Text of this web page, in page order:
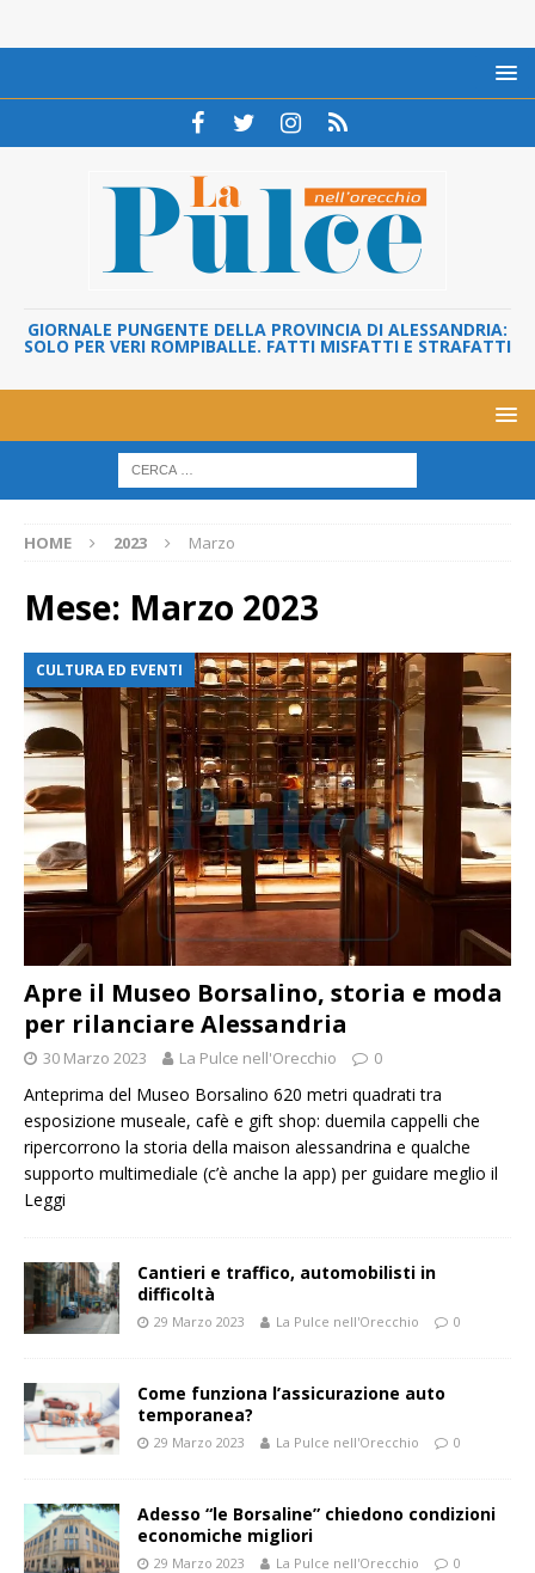
GIORNALE PUNGENTE DELLA PROVINCIA DI ALESSANDRIA:
SOLO PER VERI ROMPIBALLE. FATTI MISFATTI E STRAFATTI
HOME 2023 Marzo
Mese: Marzo 2023
CULTURA ED EVENTI
Apre il Museo Borsalino, storia e moda
per rilanciare Alessandria
30 Marzo 2023 La Pulce nell'Orecchio 0
Anteprima del Museo Borsalino 620 metri quadrati tra
esposizione museale, cafè e gift shop: duemila cappelli che
ripercorrono la storia della maison alessandrina e qualche
supporto multimediale (c’è anche la app) per guidare meglio il
Leggi
Cantieri e traffico, automobilisti in
difficoltà
29 Marzo 2023 La Pulce nell'Orecchio 0
Come funziona l’assicurazione auto
temporanea?
29 Marzo 2023 La Pulce nell'Orecchio 0
Adesso “le Borsaline” chiedono condizioni
economiche migliori
29 Marzo 2023 La Pulce nell'Orecchio 0